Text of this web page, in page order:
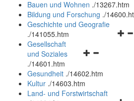
Bauen und Wohnen ./13267.htm
Bildung und Forschung ./
Geschichte und Geografie
./141055.htm
Navigationsmenü
und
schließen
Gesellschaft
und Soziales
./14601.htm
Gesundheit ./14602.htm
Kultur ./14603.htm
Land- und Forstwirtschaft